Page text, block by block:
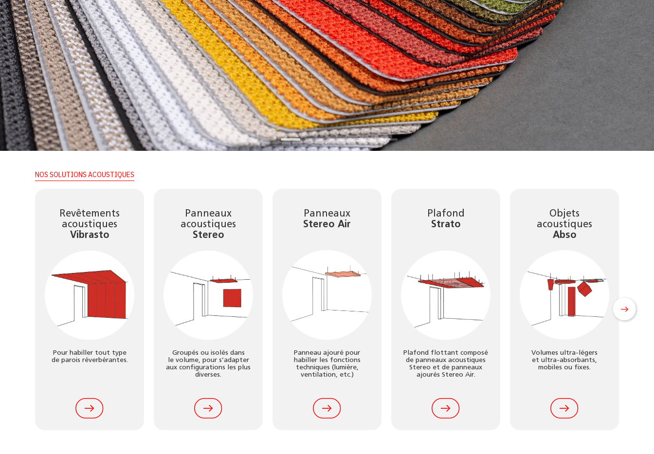
NOS SOLUTIONS ACOUSTIQUES
Revêtements
acoustiques
Vibrasto
Pour habiller tout type
de parois réverbérantes.
Panneaux
acoustiques
Stereo
Groupés ou isolés dans
le volume, pour s’adapter
aux configurations les plus
diverses.
Panneaux
Stereo Air
Panneau ajouré pour
habiller les fonctions
techniques (lumière,
ventilation, etc.)
Plafond
Strato
Plafond flottant composé
de panneaux acoustiques
Stereo et de panneaux
ajourés Stereo Air.
Objets
acoustiques
Abso
Volumes ultra-légers
et ultra-absorbants,
mobiles ou fixes.